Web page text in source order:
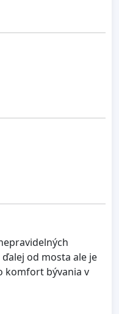
od mosta ale je
komfort bývania v